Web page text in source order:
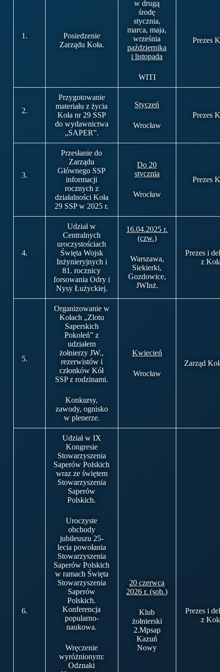
1.
Posiedzenie
Zarządu Koła.
w drugą
środę
stycznia,
marca, maja,
września
października
i listopada
WITI
Prezes
2.
Przygotowanie
materiału z życia
Koła nr 29 SSP
do wydawnictwa
„SAPER”.
Styczeń
Wrocław
Prezes
3.
Przesłanie do
Zarządu
Głównego SSP
informacji
rocznych z
działalności Koła
29 SSP w 2025 r.
Do 20
stycznia
Wrocław
Prezes
4.
Udział w
Centralnych
uroczystościach
Święta Wojsk
Inżynieryjnych i
81. rocznicy
forsowania Odry i
Nysy Łużyckiej.
16.04.2025 r.
(czw.)
Warszawa,
Siekierki,
Gozdowice,
JWInż.
Prezes i
z
5.
Organizowanie w
Kołach „Zlotu
Saperskich
Pokoleń” z
udziałem
żołnierzy JW.,
rezerwistów i
członków Kół
SSP z rodzinami.
Konkursy,
zawody, ognisko
w plenerze.
Kwiecień
Wrocław
Zarząd
6.
Udział w IX
Kongresie
Stowarzyszenia
Saperów Polskich
wraz ze świętem
Stowarzyszenia
Saperów
Polskich.
Uroczyste
obchody
jubileuszu 25-
lecia powołania
Stowarzyszenia
Saperów Polskich
w ramach Święta
Stowarzyszenia
Saperów
Polskich.
Konferencja
popularno-
naukowa.
Wręczenie
wyróżnionym:
Odznaki
20 czerwca
2026 r. (sob.)
Klub
żołnierski
2.Mpsap
Kazuń
Nowy
Prezes i
z